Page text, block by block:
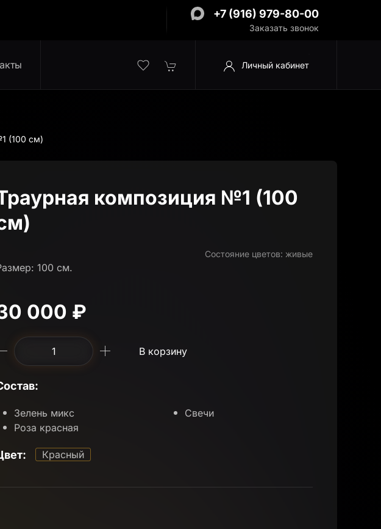
+7 (916) 979-80-00
Заказать звонок
Личный кабинет
(100 см)
композиция №1 (100
Состояние цветов: живые
100 см.
000 ₽
В корзину
Зелень микс
Роза красная
Свечи
Красный